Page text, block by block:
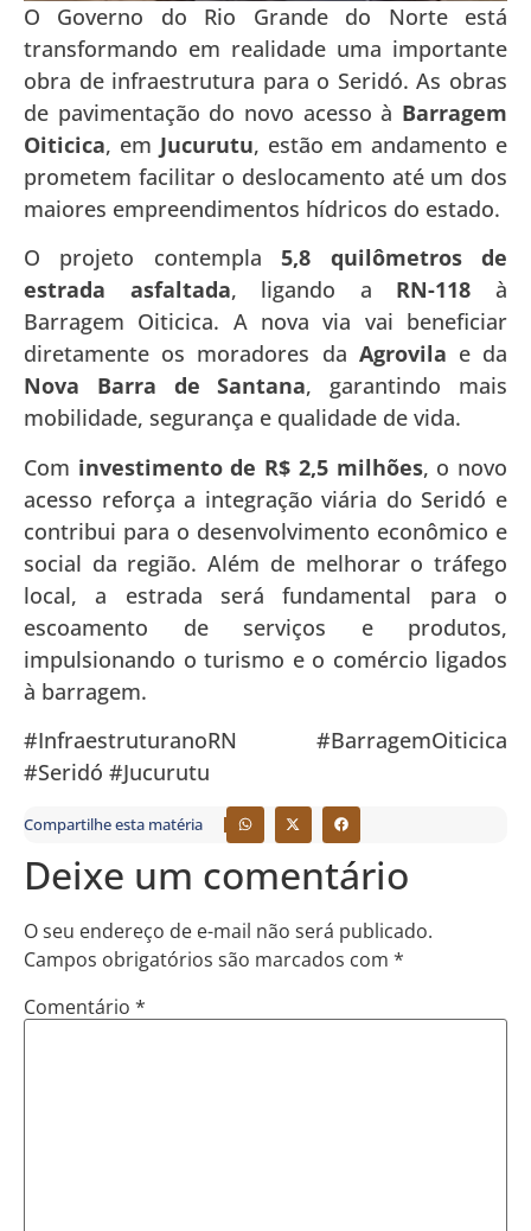
O Governo do Rio Grande do Norte está
transformando em realidade uma importante
obra de infraestrutura para o Seridó. As obras
de pavimentação do novo acesso à Barragem
Oiticica, em Jucurutu, estão em andamento e
prometem facilitar o deslocamento até um dos
maiores empreendimentos hídricos do estado.
O projeto contempla5,8 quilômetros de
estrada asfaltada, ligando a RN-118 à
Barragem Oiticica. A nova via vai beneficiar
diretamente os moradores da Agrovila e da
Nova Barra de Santana, garantindo mais
mobilidade, segurança e qualidade de vida.
Com investimento de R$ 2,5 milhões, o novo
acesso reforça a integração viária do Seridó e
contribui para o desenvolvimento econômico e
social da região. Além de melhorar o tráfego
local, a estrada será fundamental para o
escoamento de serviços e produtos,
impulsionando o turismo e o comércio ligados
à barragem.
#InfraestruturanoRN #BarragemOiticica
#Seridó #Jucurutu
Compartilhe esta matéria
Deixe um comentário
O seu endereço de e-mail não será publicado.
Campos obrigatórios são marcados com *
Comentário *